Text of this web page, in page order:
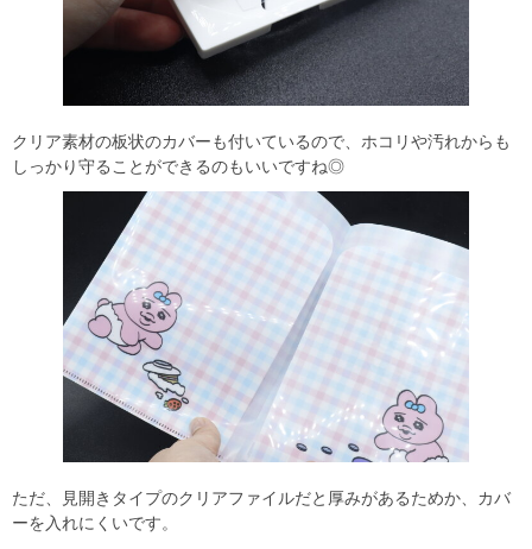
クリア素材の板状のカバーも付いているので、ホコリや汚れからも
しっかり守ることができるのもいいですね◎
ただ、見開きタイプのクリアファイルだと厚みがあるためか、カバ
ーを入れにくいです。